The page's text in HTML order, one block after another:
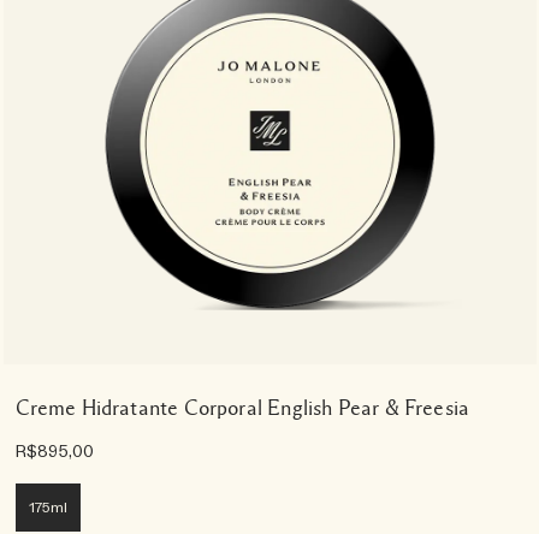
Creme Hidratante Corporal English Pear & Freesia
R$895,00
175ml